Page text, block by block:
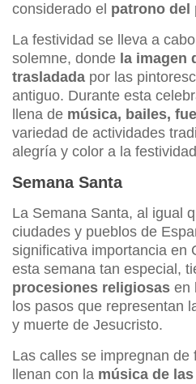
considerado el patrono del
La festividad se lleva a
solemne, donde la imagen
trasladada por las
antiguo. Durante esta
llena de música, bailes,
variedad de actividades
alegría y color a la
Semana Santa
La Semana Santa, al igual
ciudades y pueblos de
significativa importancia en
esta semana tan especial,
procesiones religiosas en
los pasos que representan
y muerte de Jesucristo.
Las calles se impregnan de
llenan con la música de